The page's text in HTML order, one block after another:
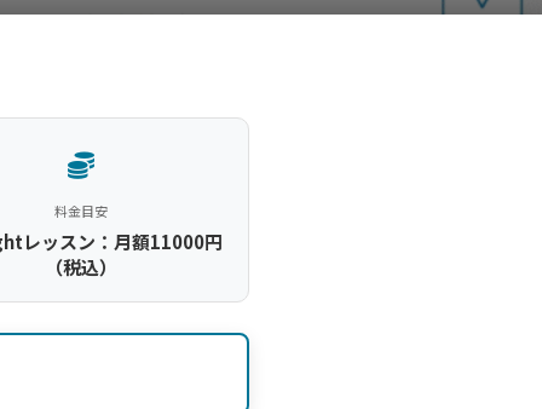
料金目安
レッスン：月額11000円
（税込）